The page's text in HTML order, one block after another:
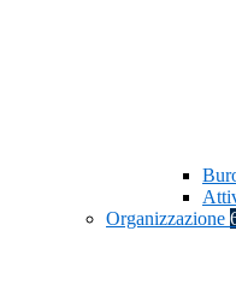
Organizzazione